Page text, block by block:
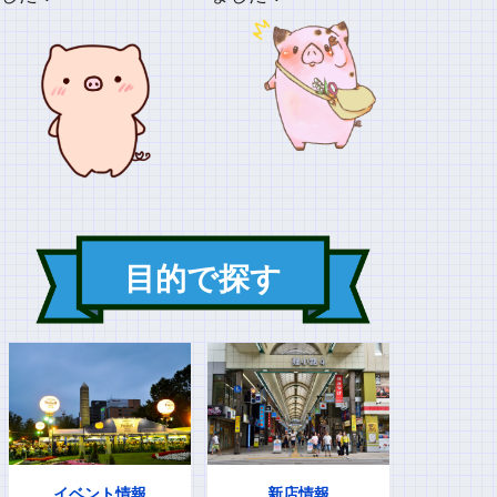
目的で探す
イベント情報